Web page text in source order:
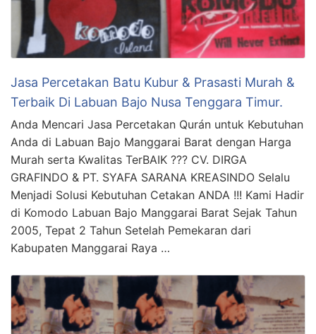
Jasa Percetakan Batu Kubur & Prasasti Murah &
Terbaik Di Labuan Bajo Nusa Tenggara Timur.
Anda Mencari Jasa Percetakan Qurán untuk Kebutuhan
Anda di Labuan Bajo Manggarai Barat dengan Harga
Murah serta Kwalitas TerBAIK ??? CV. DIRGA
GRAFINDO & PT. SYAFA SARANA KREASINDO Selalu
Menjadi Solusi Kebutuhan Cetakan ANDA !!! Kami Hadir
di Komodo Labuan Bajo Manggarai Barat Sejak Tahun
2005, Tepat 2 Tahun Setelah Pemekaran dari
Kabupaten Manggarai Raya …